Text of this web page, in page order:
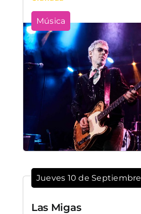
Música
Jueves 10 de Septiembre
Las Migas